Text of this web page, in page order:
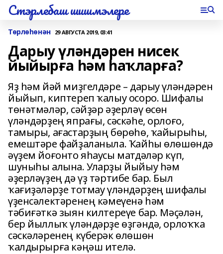
Стэрлебаш шишмэлере
Төрлөһөнән 29 АВГУСТА 2019, 03:41
Дарыу үләндәрен нисек
йыйырға һәм һаҡларға?
Яҙ һәм йәй миҙгелдәре – дарыу үләндәрен
йыйып, киптереп ҡалыу осоро. Шифалы
төнәтмәләр, сәйҙәр әҙерләү өсөн
үләндәрҙең япрағы, сәскәһе, орлоғо,
тамыры, ағастарҙың бөрөһө, ҡайырыһы,
емештәре файҙаланыла. Ҡайһы өлөшөндә
әүҙем йоғонто яһаусы матдәләр күп,
шуныһы алына. Уларҙы йыйыу һәм
әҙерләүҙең дә үҙ тәртибе бар. Был
ҡағиҙәләрҙе тотмау үләндәрҙең шифалы
үҙенсәлектәренең кәмеүенә һәм
тәбиғәткә зыян килтереүе бар. Мәҫәлән,
бер йыллыҡ үләндәрҙе өҙгәндә, орлоҡҡа
сәскәләренең күберәк өлөшөн
ҡалдырырға кәңәш ителә.